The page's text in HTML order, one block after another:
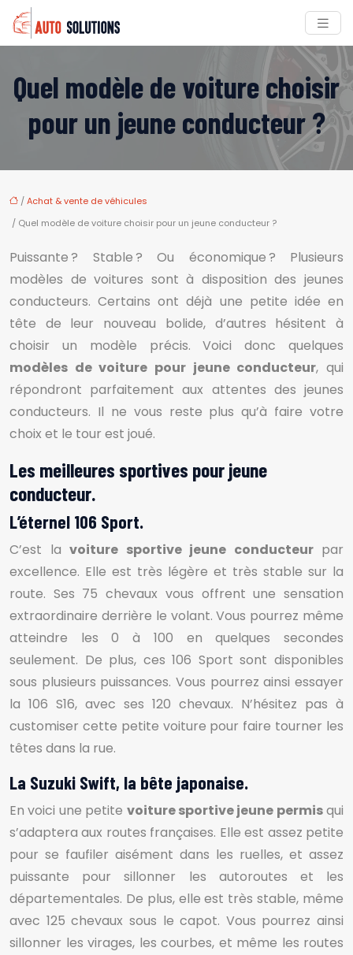
Quel modèle de voiture choisir
pour un jeune conducteur ?
/Achat & vente de véhicules
/ Quel modèle de voiture choisir pour un jeune conducteur ?
Puissante ? Stable ? Ou économique ? Plusieurs
modèles de voitures sont à disposition des jeunes
conducteurs. Certains ont déjà une petite idée en
tête de leur nouveau bolide, d’autres hésitent à
choisir un modèle précis. Voici donc quelques
modèles de voiture pour jeune conducteur, qui
répondront parfaitement aux attentes des jeunes
conducteurs. Il ne vous reste plus qu’à faire votre
choix et le tour est joué.
Les meilleures sportives pour jeune
conducteur.
L’éternel 106 Sport.
C’est la voiture sportive jeune conducteurpar
excellence. Elle est très légère et très stable sur la
route. Ses 75 chevaux vous offrent une sensation
extraordinaire derrière le volant. Vous pourrez même
atteindre les 0 à 100 en quelques secondes
seulement. De plus, ces 106 Sport sont disponibles
sous plusieurs puissances. Vous pourrez ainsi essayer
la 106 S16, avec ses 120 chevaux. N’hésitez pas à
customiser cette petite voiture pour faire tourner les
têtes dans la rue.
La Suzuki Swift, la bête japonaise.
En voici une petite voiture sportive jeune permisqui
s’adaptera aux routes françaises. Elle est assez petite
pour se faufiler aisément dans les ruelles, et assez
puissante pour sillonner les autoroutes et les
départementales. De plus, elle est très stable, même
avec 125 chevaux sous le capot. Vous pourrez ainsi
sillonner les virages, les courbes, et même les routes